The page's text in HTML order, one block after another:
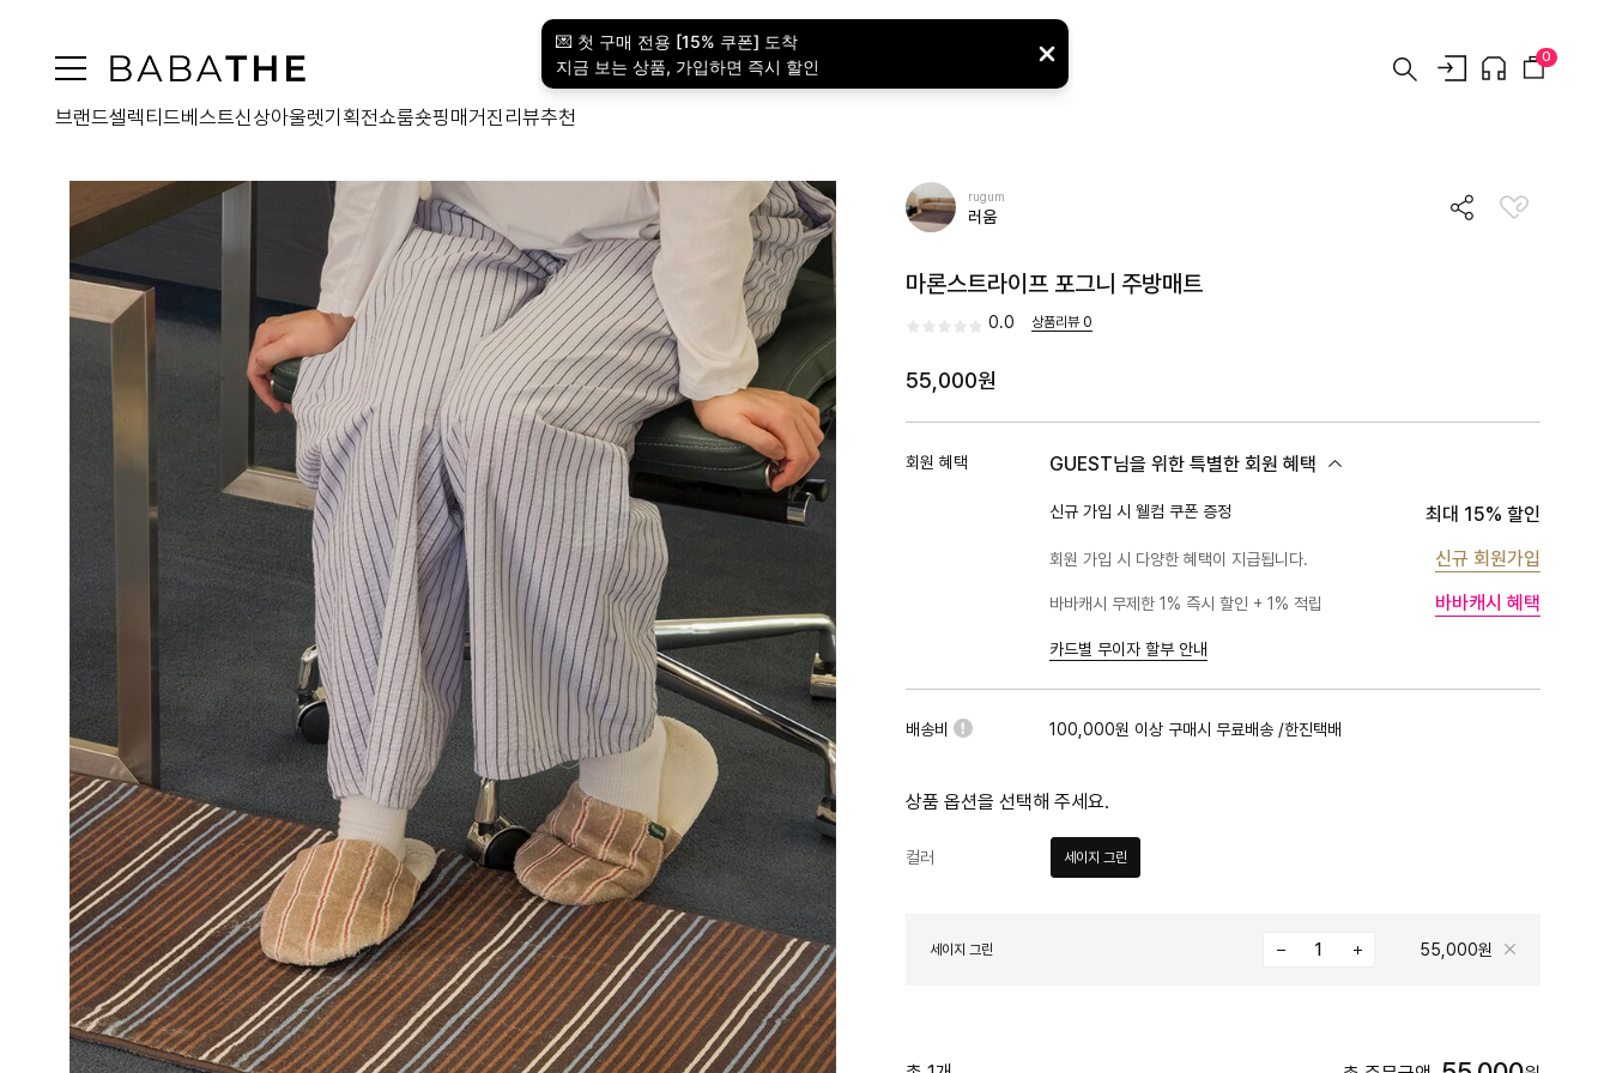
0
브랜드셀렉티드베스트신상아울렛기획전쇼룸숏핑 매거진 리뷰추천
rugum
러움
마론스트라이프 포그니 주방매트
0.0 상품리뷰 0
55,000원
회원 혜택 GUEST님을 위한 특별한 회원 혜택
신규 가입 시 웰컴 쿠폰 증정 최대 15% 할인
회원 가입 시 다양한 혜택이 지급됩니다. 신규 회원가입
바바캐시 무제한 1% 즉시 할인 + 1% 적립 바바캐시 혜택
카드별 무이자 할부 안내
배송비 100,000원 이상 구매시 무료배송 /한진택배
상품 옵션을 선택해 주세요.
컬러 세이지 그린
세이지 그린 55,000원